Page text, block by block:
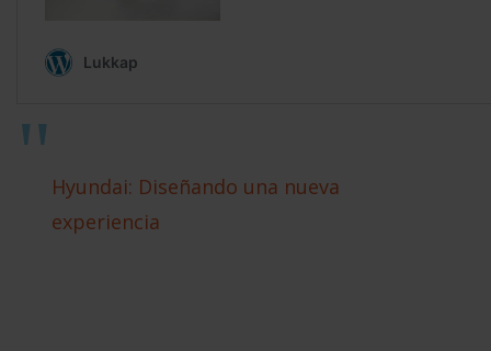
Hyundai: Diseñando una nueva
experiencia